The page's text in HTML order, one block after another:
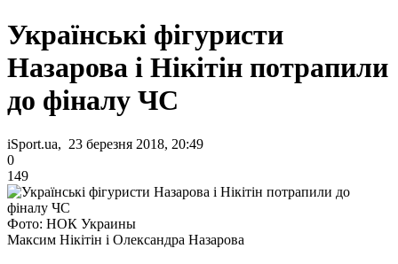
Українські фігуристи
Назарова і Нікітін потрапили
до фіналу ЧС
iSport.ua, 23 березня 2018, 20:49
0
149
Фото: НОК Украины
Максим Нікітін і Олександра Назарова